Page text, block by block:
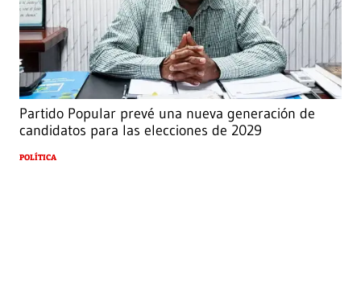
Partido Popular prevé una nueva generación de
candidatos para las elecciones de 2029
POLÍTICA